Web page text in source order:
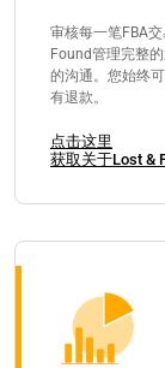
审核每一笔FBA
Found管理完整
的沟通。您始终
有退款。
点击这里
获取关于Lost &